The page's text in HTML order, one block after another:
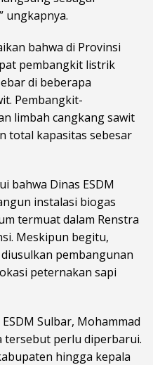
ungkapnya.
bahwa di Provinsi
pembangkit listrik
di beberapa
Pembangkit-
limbah cangkang sawit
total kapasitas sebesar
bahwa Dinas ESDM
instalasi biogas
termuat dalam Renstra
Meskipun begitu,
pembangunan
peternakan sapi
Sulbar, Mohammad
tersebut perlu diperbarui.
hingga kepala